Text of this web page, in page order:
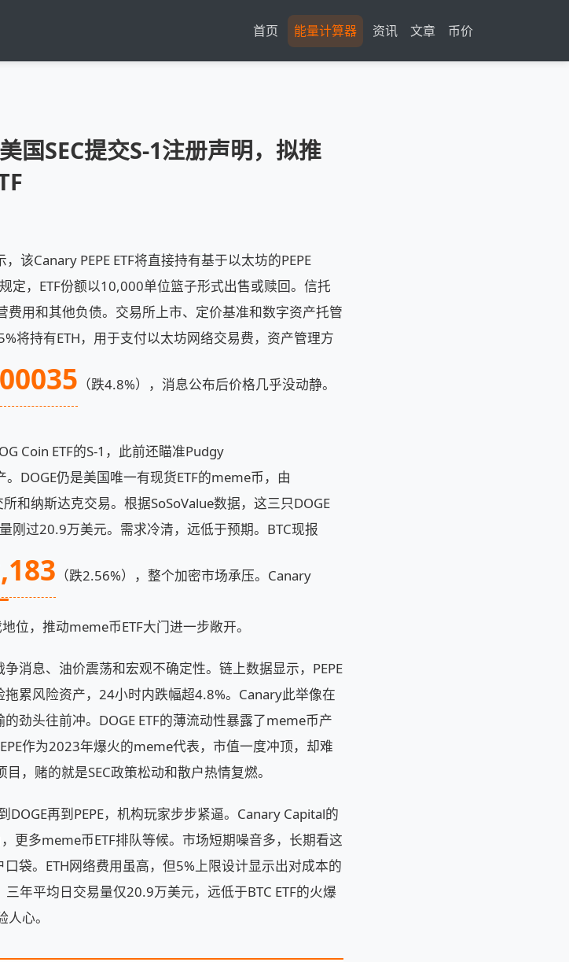
首页 能量计算器 资讯 文章 币价
SEC提交S-1注册声明，拟推
该Canary PEPE ETF将直接持有基于以太坊的PEPE
定，ETF份额以10,000单位篮子形式出售或赎回。信托
费用和其他负债。交易所上市、定价基准和数字资产托管
将持有ETH，用于支付以太坊网络交易费，资产管理方
（跌4.8%），消息公布后价格几乎没动静。
Coin ETF的S-1，此前还瞄准Pudgy
DOGE仍是美国唯一有现货ETF的meme币，由
和纳斯达克交易。根据SoSoValue数据，这三只DOGE
刚过20.9万美元。需求冷清，远低于预期。BTC现报
（跌2.56%），整个加密市场承压。Canary
位，推动meme币ETF大门进一步敞开。
消息、油价震荡和宏观不确定性。链上数据显示，PEPE
累风险资产，24小时内跌幅超4.8%。Canary此举像在
劲头往前冲。DOGE ETF的薄流动性暴露了meme币产
作为2023年爆火的meme代表，市值一度冲顶，却难
，赌的就是SEC政策松动和散户热情复燃。
DOGE再到PEPE，机构玩家步步紧逼。Canary Capital的
更多meme币ETF排队等候。市场短期噪音多，长期看这
袋。ETH网络费用虽高，但5%上限设计显示出对成本的
年平均日交易量仅20.9万美元，远低于BTC ETF的火爆
心。